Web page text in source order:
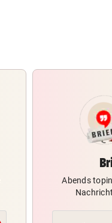
Abends